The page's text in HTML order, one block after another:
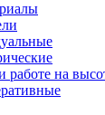
работе на